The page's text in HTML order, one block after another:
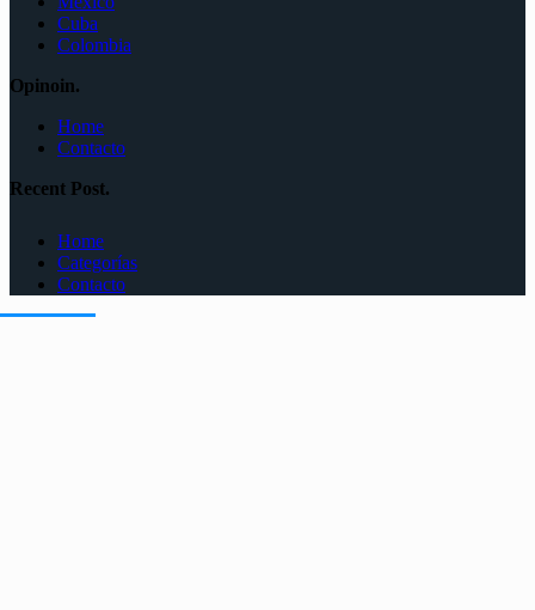
Cuba
Colombia
Opinoin.
Home
Contacto
Recent Post.
Home
Categorías
Contacto